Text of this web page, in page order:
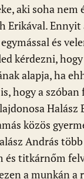
aki soha nem
Erikával. Ennyit
és
kérdezni,
alapja, ha
hogy a szóban
Halász
közös
András
és titkárnőm
a munkán a